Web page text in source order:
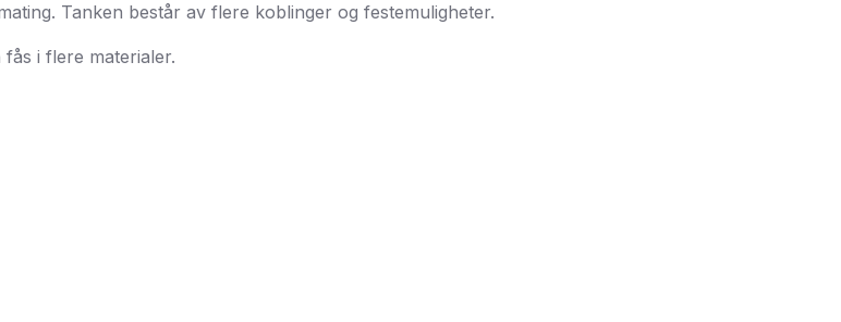
Tanken består av flere koblinger og festemuligheter.
i flere materialer.